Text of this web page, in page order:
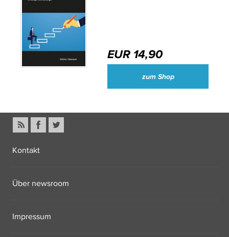
EUR 14,90
zum Shop
Kontakt
Über newsroom
Impressum